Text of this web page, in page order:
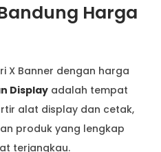
Harga
X Banner dengan harga
Display adalah tempat
alat display dan cetak,
produk yang lengkap
terjangkau.